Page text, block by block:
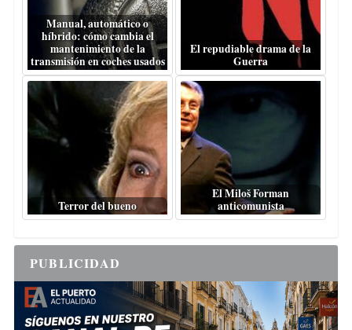
Manual, automático o
híbrido: cómo cambia el
mantenimiento de la
transmisión en coches usados
El repudiable drama de la
Guerra
Terror del bueno
El Miloš Forman
anticomunista
PUBLICIDAD